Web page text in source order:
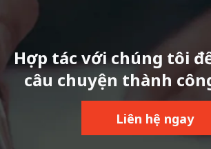
Hợp tác với chúng tôi
câu chuyện thành
Liên hệ ngay